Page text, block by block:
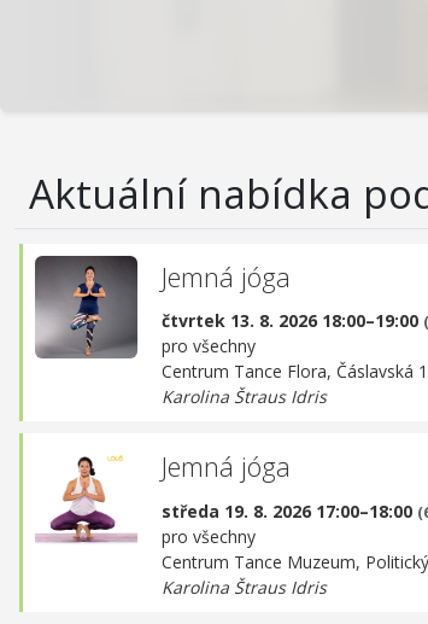
Aktuální nabídka
Jemná jóga
čtvrtek 13. 8. 2026 18:00–19:00
pro všechny
Centrum Tance Flora, Čáslavská
Karolina Štraus Idris
Jemná jóga
středa 19. 8. 2026 17:00–18:00
pro všechny
Centrum Tance Muzeum,
Karolina Štraus Idris